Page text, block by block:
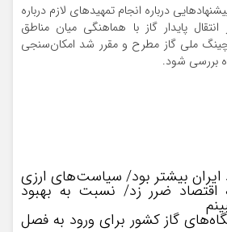
درباره انجام تمهیدهای لازم درباره
انتقال پایدار گاز با هماهنگی میان مناطق
ملی گاز مطرح و مقرر شد امکان‌سنجی
بررسی شود.
ایران بیشتر بود/ سیاست‌های ارزی
اقتصاد ضرر زد/ نسبت به بهبود
گاز کشور برای ورود به فصل